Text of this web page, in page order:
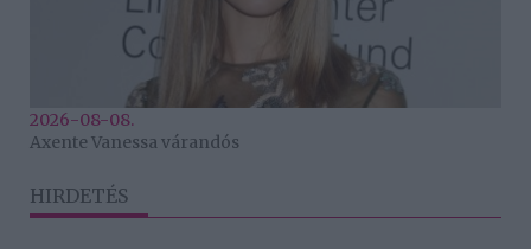
2026-08-08.
Axente Vanessa várandós
HIRDETÉS